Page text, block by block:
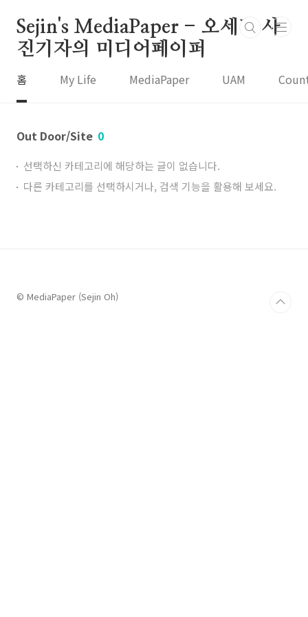
Sejin's MediaPaper - 오세진 사
진기자의 미디어페이퍼
홈 My Life MediaPaper UAM
Out Door/Site 0
선택하신 카테고리에 해당하는 글이 없습니다.
다른 카테고리를 선택하시거나, 검색 기능을 활용해 보세요.
© MediaPaper (Sejin Oh)